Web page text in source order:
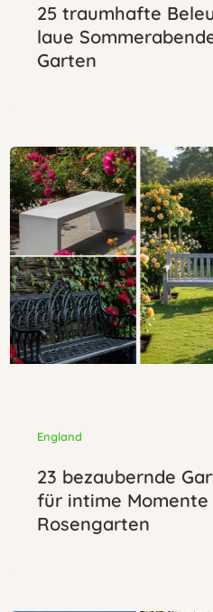
25 traumhafte
laue
Garten
England
23 bezaubernde
für intime Momente
Rosengarten